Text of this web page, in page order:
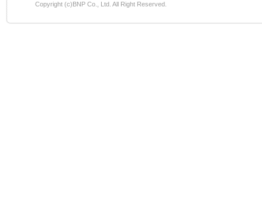
Copyright (c)BNP Co., Ltd. All Right Reserved.